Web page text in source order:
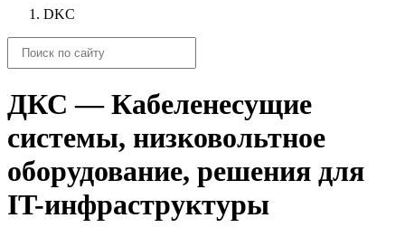
DKC
ДКС — Кабеленесущие
системы, низковольтное
оборудование, решения для
IT-инфраструктуры